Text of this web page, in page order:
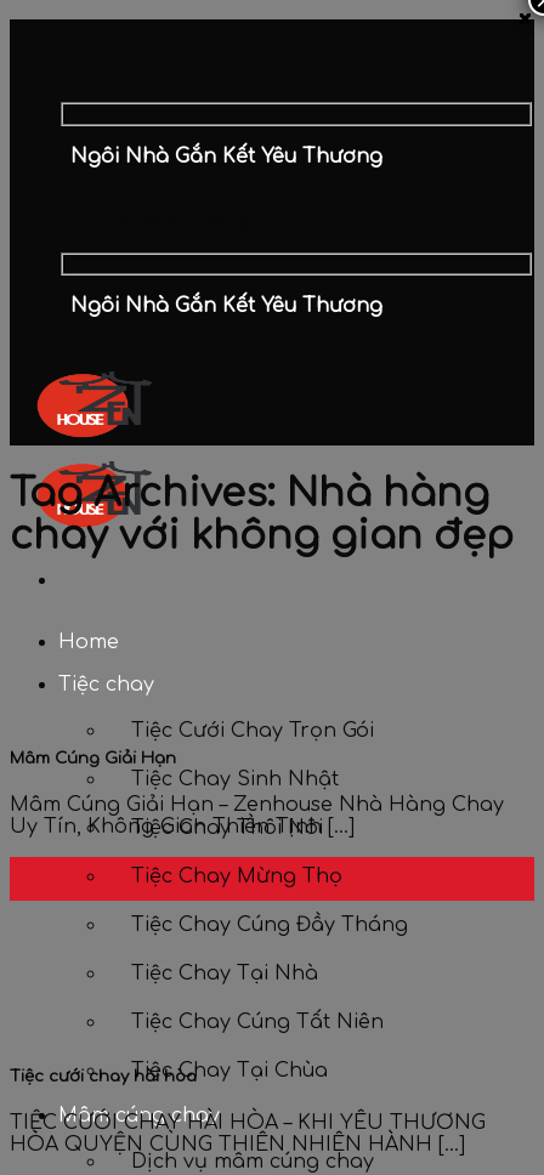
Ngôi Nhà Gắn Kết Yêu Thương
Ngôi Nhà Gắn Kết Yêu Thương
Home
Tiệc chay
Tiệc Cưới Chay Trọn Gói
Tiệc Chay Sinh Nhật
Tiệc Chay Thôi Nôi
Tiệc Chay Mừng Thọ
Tiệc Chay Cúng Đầy Tháng
Tiệc Chay Tại Nhà
Tiệc Chay Cúng Tất Niên
Tiệc Chay Tại Chùa
Mâm cúng chay
Dịch vụ mâm cúng chay
Tag Archives: Nhà hàng
chay với không gian đẹp
Mâm Cúng Giải Hạn
Mâm Cúng Giải Hạn – Zenhouse Nhà Hàng Chay
Uy Tín, Không Gian Thiền Tịnh [...]
Tiệc cưới chay hài hòa
TIỆC CƯỚI CHAY HÀI HÒA – KHI YÊU THƯƠNG
HÒA QUYỆN CÙNG THIÊN NHIÊN HÀNH [...]
×
×
×
×
×
×
×